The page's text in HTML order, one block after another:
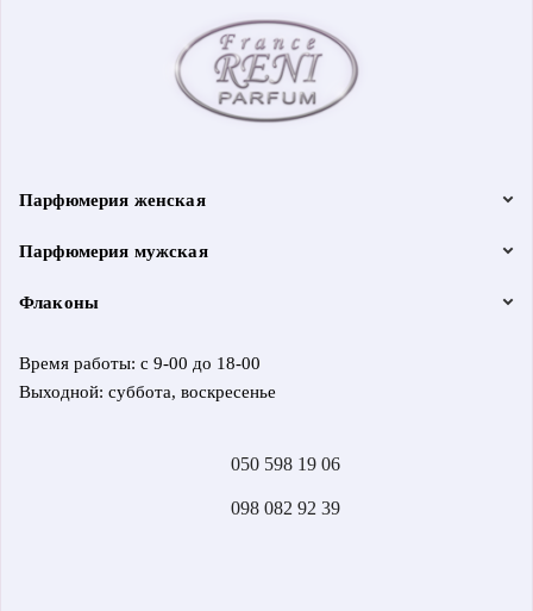
Парфюмерия женская
Парфюмерия мужская
Флаконы
Время работы: с 9-00 до 18-00
Выходной: суббота, воскресенье
050 598 19 06
098 082 92 39